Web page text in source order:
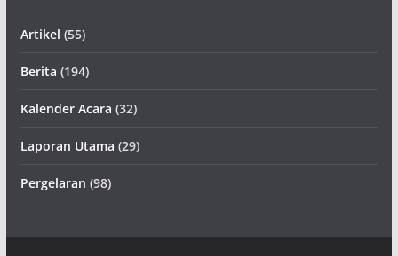
Artikel (55)
Berita (194)
Kalender Acara (32)
Laporan Utama (29)
Pergelaran (98)